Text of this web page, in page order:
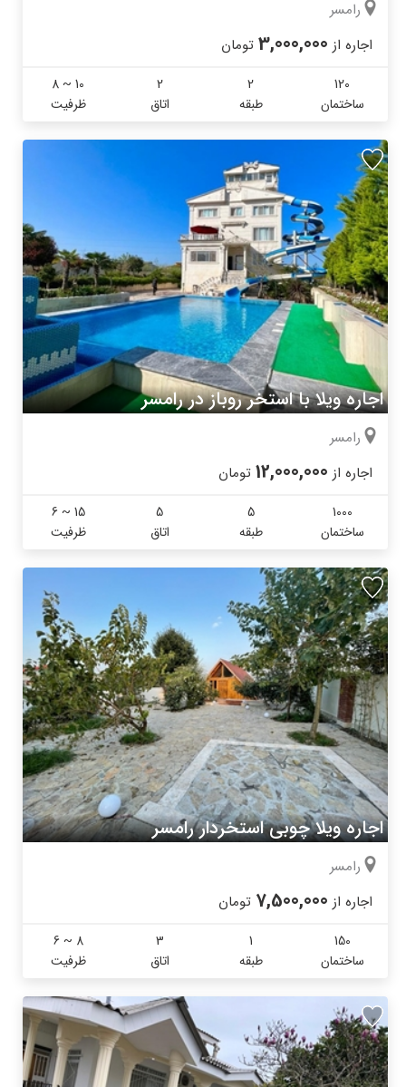
رامسر
اجاره از 3,000,000 تومان
120
ساختمان
2
طبقه
2
اتاق
8 ~ 10
ظرفیت
اجاره ویلا با استخر روباز در رامسر
رامسر
اجاره از 12,000,000 تومان
1000
ساختمان
5
طبقه
5
اتاق
6 ~ 15
ظرفیت
اجاره ویلا چوبی استخردار رامسر
رامسر
اجاره از 7,500,000 تومان
150
ساختمان
1
طبقه
3
اتاق
6 ~ 8
ظرفیت